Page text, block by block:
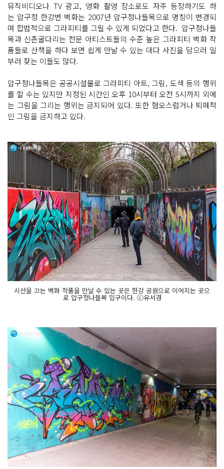
뮤직비디오나 TV 광고, 영화 촬영 장소로도 자주 등장하기도 하
는 압구정 한강변 벽화는 2007년 압구정나들목으로 명칭이 변경되
며 합법적으로 그라피티를 그릴 수 있게 되었다고 한다. 압구정나들
목과 신촌굴다리는 전문 아티스트들의 수준 높은 그라피티 벽화 작
품들로 산책을 하다 보면 쉽게 만날 수 있는 데다 사진을 담으러 일
부러 찾는 이들도 많다.
압구정나들목은 공공시설물로 그라피티 아트, 그림, 도색 등의 행위
를 할 수는 있지만 지정된 시간인 오후 10시부터 오전 5시까지 외에
는 그림을 그리는 행위는 금지되어 있다. 또한 혐오스럽거나 퇴폐적
인 그림을 금지하고 있다.
시선을 끄는 벽화 작품을 만날 수 있는 곳은 한강 공원으로 이어지는 곳으
로 압구정나들목 입구이다. ⓒ유서경